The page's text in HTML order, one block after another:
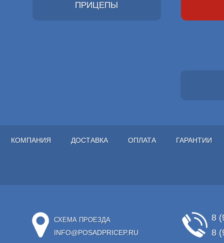
ПРИЦЕПЫ
КОМПАНИЯ ДОСТАВКА ОПЛАТА ГАРАНТИИ
СХЕМА ПРОЕЗДА
INFO@POSADPRICEP.RU
8
8